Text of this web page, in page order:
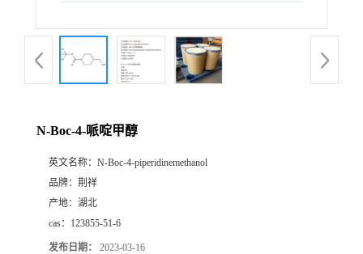
N-Boc-4-哌啶甲醇
英文名称： N-Boc-4-piperidinemethanol
品牌： 荆祥
产地： 湖北
cas： 123855-51-6
发布日期： 2023-03-16